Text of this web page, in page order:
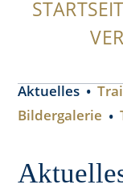
Aktuelles
Bildergalerie